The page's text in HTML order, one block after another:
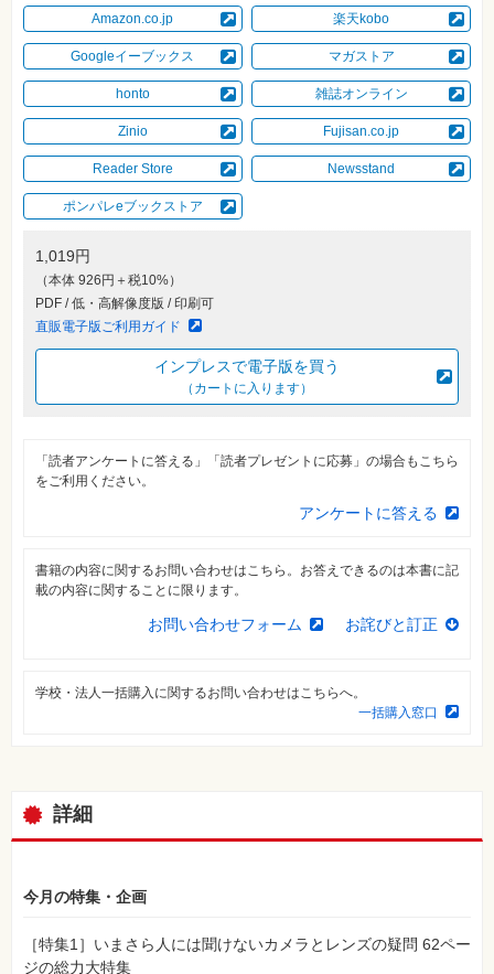
自
作・
パ
コ
ン・
ホ
ビ
Club
Impress
ロ
イ
カ
ー
ー
Amazon.co.jp 楽天kobo
Googleイーブックス マガストア
honto 雑誌オンライン
Zinio Fujisan.co.jp
Reader Store Newsstand
ポンパレeブックストア
1,019円
（本体 926円＋税10%）
PDF / 低・高解像度版 / 印刷可
直販電子版ご利用ガイド
インプレスで電子版を買う
（カートに入ります）
「読者アンケートに答える」「読者プレゼントに応募」の場合もこちら
をご利用ください。
アンケートに答える
書籍の内容に関するお問い合わせはこちら。お答えできるのは本書に記
載の内容に関することに限ります。
お問い合わせフォーム お詫びと訂正
学校・法人一括購入に関するお問い合わせはこちらへ。
一括購入窓口
詳細
今月の特集・企画
［特集1］いまさら人には聞けないカメラとレンズの疑問 62ペー
ジの総力大特集